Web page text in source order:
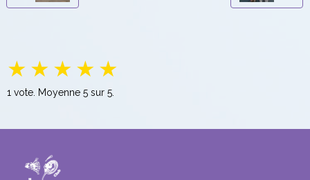
★ ★ ★ ★ ★
1 vote. Moyenne 5 sur 5.